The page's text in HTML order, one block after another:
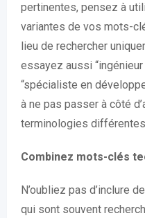
pertinentes, pensez à
variantes de vos mots-
lieu de rechercher
essayez aussi “ingénieur
“spécialiste en
à ne pas passer à côté
terminologies
Combinez mots-clés
N’oubliez pas d’inclure
qui sont souvent